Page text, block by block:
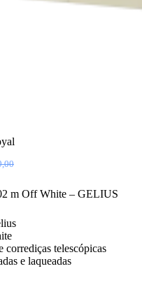
m Off White – GELIUS
corrediças telescópicas
e laqueadas